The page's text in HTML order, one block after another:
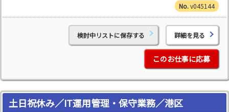
v045144
検討中リストに保存する 詳細を見る
このお仕事に応募
土日祝休み／IT運用管理・保守業務／港区